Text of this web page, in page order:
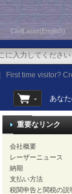
CivilLaser(English)
First time visitor?
あな
重要なリンク
会社概要
レーザーニュース
納期
支払い方法
税関申告と関税の説